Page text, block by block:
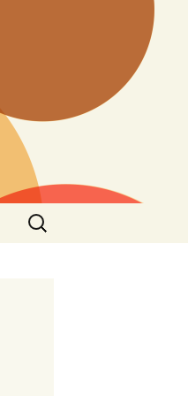
Suchen
nach: